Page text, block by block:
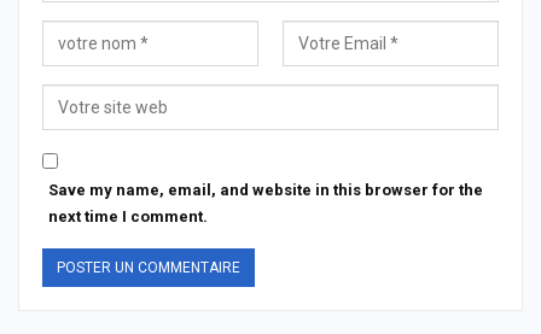
Save my name, email, and website in this browser for the
next time I comment.